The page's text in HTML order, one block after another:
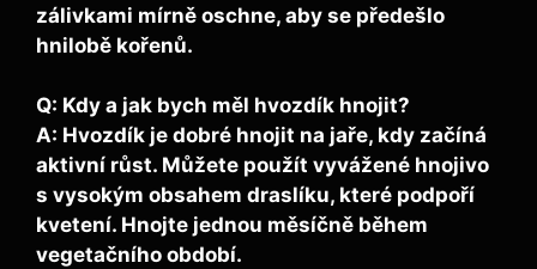
zálivkami mírně oschne, aby se předešlo
hnilobě kořenů.
Q: Kdy a jak bych měl hvozdík hnojit?
A: Hvozdík je dobré hnojit na jaře, kdy začíná
aktivní růst. Můžete použít vyvážené hnojivo
s vysokým obsahem draslíku, které podpoří
kvetení. Hnojte jednou měsíčně během
vegetačního období.